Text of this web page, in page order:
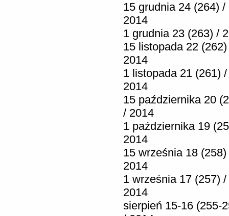
15 grudnia 24 (264) /
2014
1 grudnia 23 (263) /
15 listopada 22
2014
1 listopada 21 (261) /
2014
15 października 20
/ 2014
1 października 19
2014
15 września 18 (258)
2014
1 września 17 (257) /
2014
sierpień 15-16 (255-